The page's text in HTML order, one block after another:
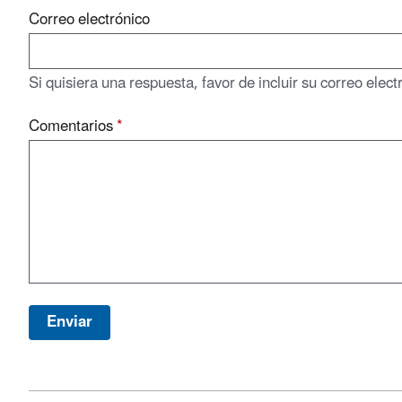
Correo electrónico
Si quisiera una respuesta, favor de incluir su correo
Comentarios*